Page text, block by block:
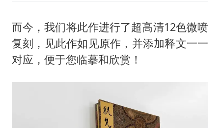
而今，我们将此作进行了超高清12色微喷
复刻，见此作如见原作，并添加释文一一
对应，便于您临摹和欣赏！